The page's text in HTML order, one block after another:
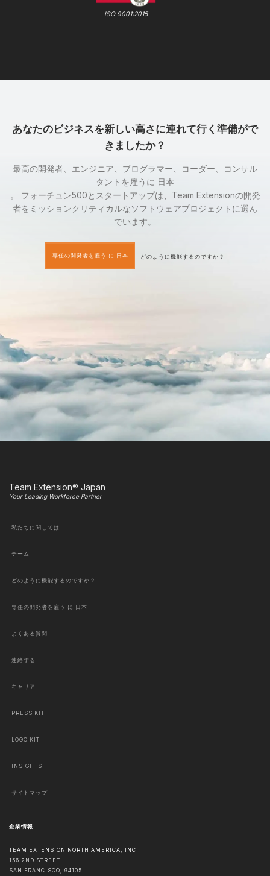
ISO 9001:2015
あなたのビジネスを新しい高さに連れて行く準備がで
きましたか？
最高の開発者、エンジニア、プログラマー、コーダー、コンサル
タントを雇うに 日本
。 フォーチュン500とスタートアップは、Team Extensionの開発
者をミッションクリティカルなソフトウェアプロジェクトに選ん
でいます。
専任の開発者を雇う に 日本 どのように機能するのですか？
Team Extension® Japan
Your Leading Workforce Partner
私たちに関しては
チーム
どのように機能するのですか？
専任の開発者を雇う に 日本
よくある質問
連絡する
キャリア
PRESS KIT
LOGO KIT
INSIGHTS
サイトマップ
企業情報
TEAM EXTENSION NORTH AMERICA, INC
156 2ND STREET
SAN FRANCISCO, 94105